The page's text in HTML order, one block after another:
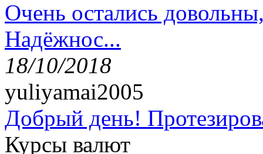
Очень остались
Надёжнос...
18/10/2018
yuliyamai2005
Добрый день!
Курсы валют